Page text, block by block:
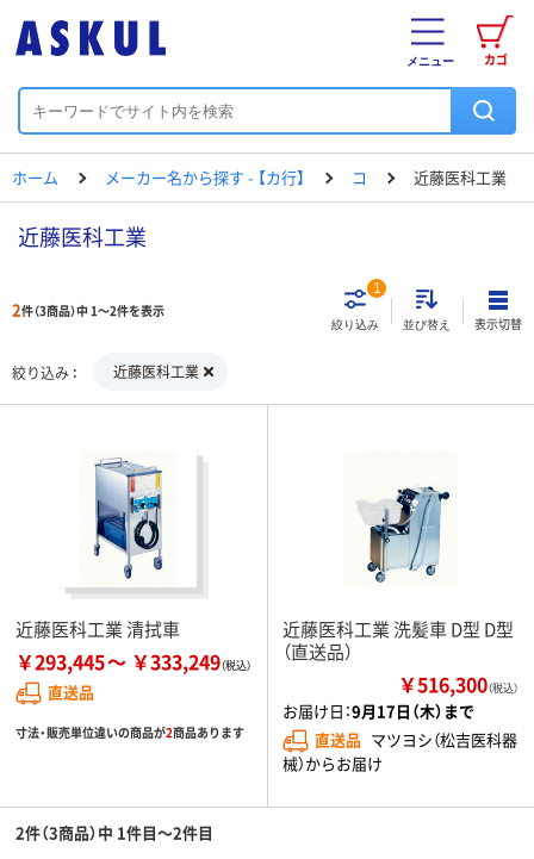
カゴ
メニュー
ホーム メーカー名から探す - 【カ行】 コ 近藤医科工業
近藤医科工業
2件（3商品）中 1～2件を表示
絞り込み
1
並び替え 表示切替
絞り込み 近藤医科工業
近藤医科工業 清拭車
￥293,445 ￥333,249
直送品
寸法・販売単位違いの商品が2商品あります
近藤医科工業 洗髪車 D型 D型
（直送品）
￥516,300（税込）
お届け日：9月17日（木）まで
直送品 マツヨシ（松吉医科器
械）からお届け
2件（3商品）中 1件目～2件目